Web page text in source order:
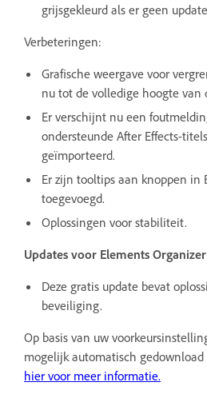
grijsgekleurd als er geen
Verbeteringen:
Grafische weergave voor
nu tot de volledige hoogte van
Er verschijnt nu een
ondersteunde After Effects-
geïmporteerd.
Er zijn tooltips aan knoppen in
toegevoegd.
Oplossingen voor stabiliteit.
Updates voor Elements Organizer
Deze gratis update bevat
beveiliging.
Op basis van uw
mogelijk automatisch
hier voor meer informatie.